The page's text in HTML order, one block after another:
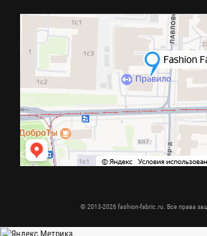
© 2013-2026 fashion-fabric.ru. Все права